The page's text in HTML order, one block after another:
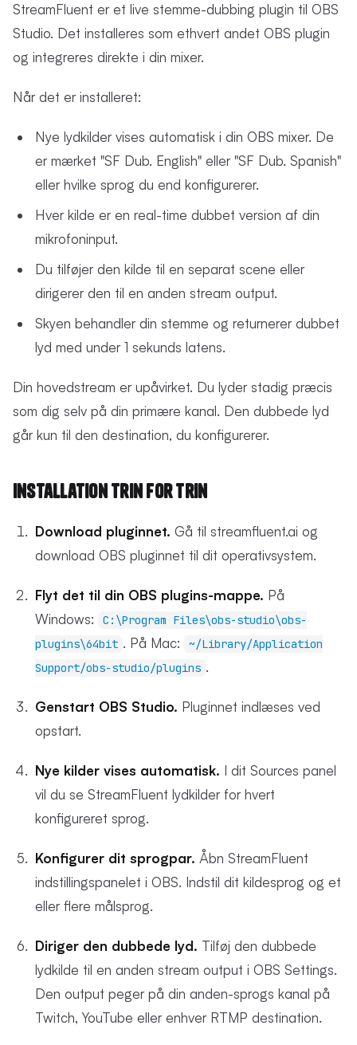
StreamFluent er et live stemme-dubbing plugin til OBS
Studio. Det installeres som ethvert andet OBS plugin
og integreres direkte i din mixer.
Når det er installeret:
Nye lydkilder vises automatisk i din OBS mixer. De
er mærket "SF Dub. English" eller "SF Dub. Spanish"
eller hvilke sprog du end konfigurerer.
Hver kilde er en real-time dubbet version af din
mikrofoninput.
Du tilføjer den kilde til en separat scene eller
dirigerer den til en anden stream output.
Skyen behandler din stemme og returnerer dubbet
lyd med under 1 sekunds latens.
Din hovedstream er upåvirket. Du lyder stadig præcis
som dig selv på din primære kanal. Den dubbede lyd
går kun til den destination, du konfigurerer.
Installation Trin for Trin
Download pluginnet. Gå til streamfluent.ai og
download OBS pluginnet til dit operativsystem.
Flyt det til din OBS plugins-mappe. På
Windows:
C:\Program Files\obs-studio\obs-
plugins\64bit . På Mac:
~/Library/Application
Support/obs-studio/plugins .
Genstart OBS Studio. Pluginnet indlæses ved
opstart.
Nye kilder vises automatisk. I dit Sources panel
vil du se StreamFluent lydkilder for hvert
konfigureret sprog.
Konfigurer dit sprogpar. Åbn StreamFluent
indstillingspanelet i OBS. Indstil dit kildesprog og et
eller flere målsprog.
Diriger den dubbede lyd. Tilføj den dubbede
lydkilde til en anden stream output i OBS Settings.
Den output peger på din anden-sprogs kanal på
Twitch, YouTube eller enhver RTMP destination.